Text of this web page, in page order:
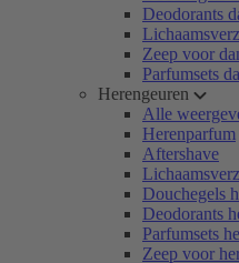
Deodorants
Zeep voor
Parfumsets
Herengeuren
Alle
Herenparfum
Aftershave
Douchegels
Deodorants
Parfumsets
Zeep voor